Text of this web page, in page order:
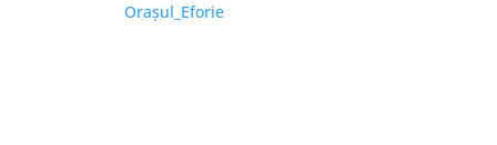
Oraşul_Eforie